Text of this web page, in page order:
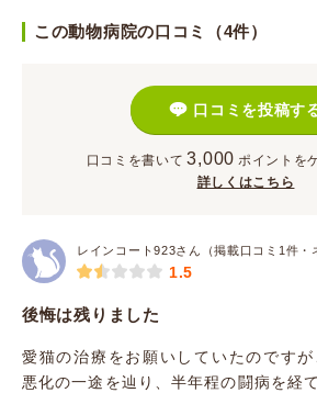
この動物病院の口コミ（4件）
口コミを投稿す
口コミを書いて 3,000 ポイント を
詳しくはこちら
レインコート923さん（掲載口コミ1件・
1.5
後悔は残りました
愛猫の治療をお願いしていたのです
悪化の一途を辿り、半年程の闘病を経